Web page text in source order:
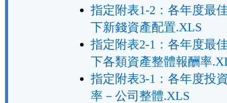
指定附表1-2：各年度最
下新錢資產配置.XLS
指定附表2-1：各年度最
下各類資產整體報酬率
指定附表3-1：各年度投
率－公司整體.XLS